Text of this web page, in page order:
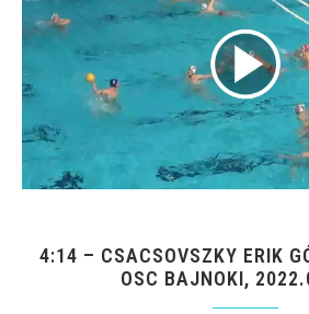
4:14 – CSACSOVSZKY ERIK
OSC BAJNOKI,